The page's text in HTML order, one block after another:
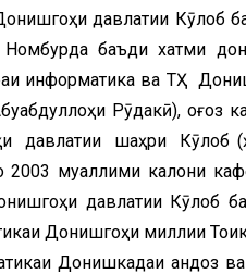
давлатии Кӯлоб
баъди хатми
информатика ва ТҲ
Рӯдакӣ), оғоз
давлатии шаҳри Кӯлоб
2003 муаллими калони
давлатии Кӯлоб
Донишгоҳи миллии
Донишкадаи андоз